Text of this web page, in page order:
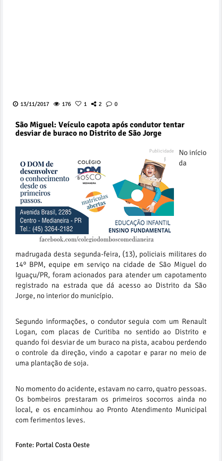
13/11/2017 176 1 2 0
São Miguel: Veículo capota após condutor tentar
desviar de buraco no Distrito de São Jorge
No início
da
madrugada desta segunda-feira, (13), policiais militares do
14º BPM, equipe em serviço na cidade de São Miguel do
Iguaçu/PR, foram acionados para atender um capotamento
registrado na estrada que dá acesso ao Distrito da São
Jorge, no interior do município.
Segundo informações, o condutor seguia com um Renault
Logan, com placas de Curitiba no sentido ao Distrito e
quando foi desviar de um buraco na pista, acabou perdendo
o controle da direção, vindo a capotar e parar no meio de
uma plantação de soja.
No momento do acidente, estavam no carro, quatro pessoas.
Os bombeiros prestaram os primeiros socorros ainda no
local, e os encaminhou ao Pronto Atendimento Municipal
com ferimentos leves.
Fonte: Portal Costa Oeste